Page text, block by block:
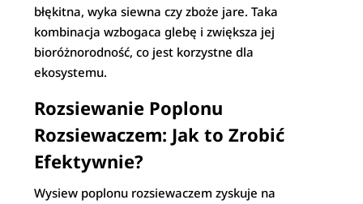
błękitna, wyka siewna czy zboże jare. Taka
kombinacja wzbogaca glebę i zwiększa jej
bioróżnorodność, co jest korzystne dla
ekosystemu.
Rozsiewanie Poplonu
Rozsiewaczem: Jak to Zrobić
Efektywnie?
Wysiew poplonu rozsiewaczem zyskuje na